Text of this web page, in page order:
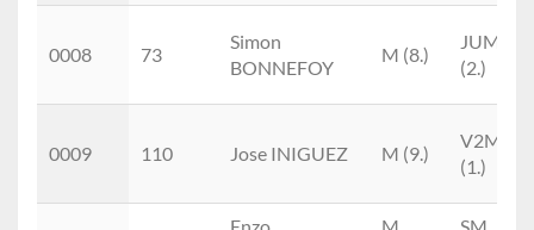
0008 73
Simon
BONNEFOY
M (8.)
JUM
(2.)
0009 110 Jose INIGUEZ M (9.)
V2M
(1.)